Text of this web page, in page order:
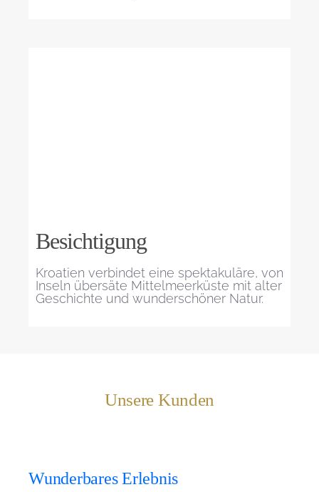
Besichtigung
Kroatien verbindet eine spektakuläre, von
Inseln übersäte Mittelmeerküste mit alter
Geschichte und wunderschöner Natur.
Unsere Kunden
Wunderbares Erlebnis